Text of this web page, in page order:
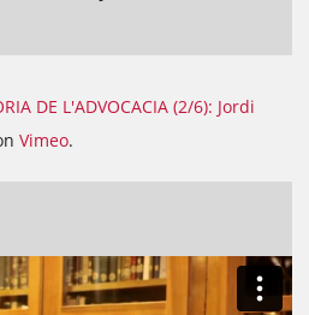
DE L'ADVOCACIA (2/6): Jordi
Vimeo.